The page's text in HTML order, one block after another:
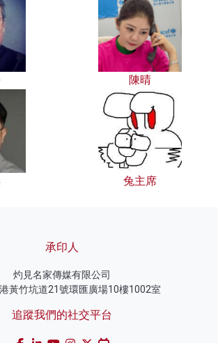
陳晴
兔主席
承印人
灼見名家傳媒有限公司
黃竹坑道21號環匯廣場10樓1002室
追蹤我們的社交平台